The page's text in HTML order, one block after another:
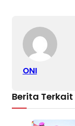
ONI
Berita Terkait